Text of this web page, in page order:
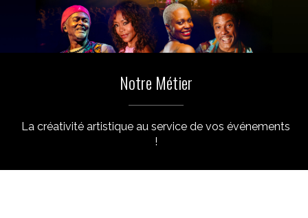
Notre Métier
La créativité artistique au service de vos événements
!